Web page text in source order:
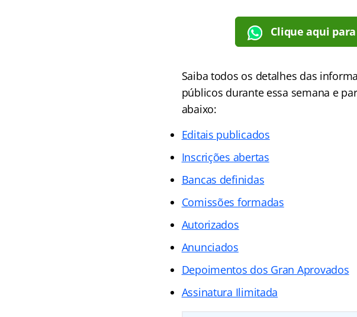
Clique aqui
Saiba todos os detalhes das
públicos durante essa semana e
abaixo:
Editais publicados
Inscrições abertas
Bancas definidas
Comissões formadas
Autorizados
Anunciados
Depoimentos dos Gran Aprovados
Assinatura Ilimitada